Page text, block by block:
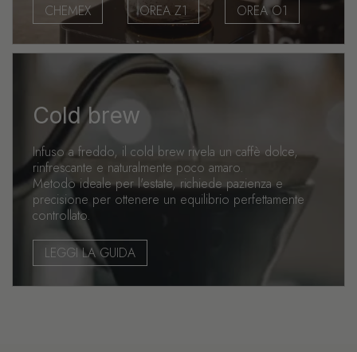
CHEMEX OREA Z1 OREA O1
Cold brew
Infuso a freddo, il cold brew rivela un caffè dolce,
rinfrescante e naturalmente poco amaro.
Metodo ideale per l'estate, richiede pazienza e
precisione per ottenere un equilibrio perfettamente
controllato.
LEGGI LA GUIDA